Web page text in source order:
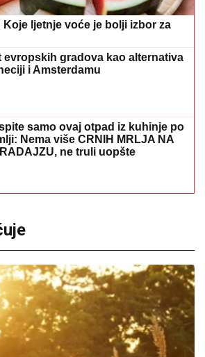
ljetnje voće je bolji izbor za
evropskih gradova kao alternativa
i Amsterdamu
samo ovaj otpad iz kuhinje po
Nema više CRNIH MRLJA NA
ne truli uopšte